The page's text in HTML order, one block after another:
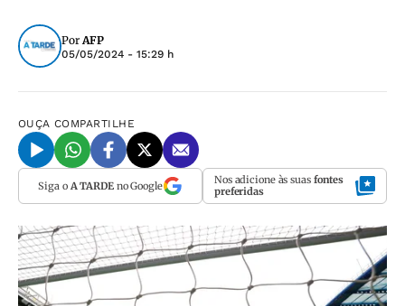
PorAFP
05/05/2024 - 15:29 h
OUÇA COMPARTILHE
Siga o A TARDEno Google Nos adicione às suas fontes
preferidas